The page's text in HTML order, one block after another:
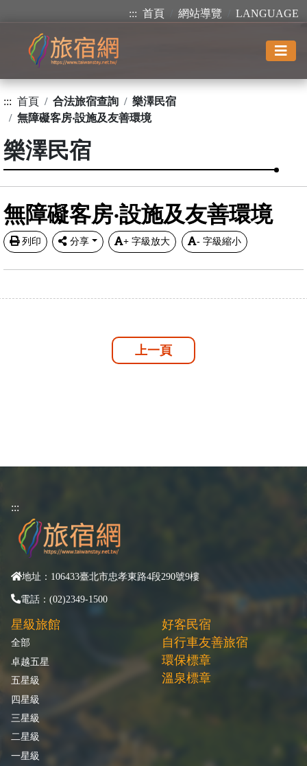
::: 首頁 網站導覽 LANGUAGE
::: 首頁 合法旅宿查詢
樂澤民宿
無障礙客房‧設施及友善環境
樂澤民宿
無障礙客房‧設施及友善環境
列印 分享 + 字級放大 - 字級縮小
上一頁
:::
地址：106433臺北市忠孝東路4段290號9樓
電話：(02)2349-1500
星級旅館
全部
卓越五星
五星級
四星級
三星級
二星級
一星級
好客民宿
自行車友善旅宿
環保標章
溫泉標章